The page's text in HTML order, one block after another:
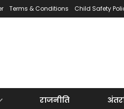
Terms & Conditions Child Safety
राजनीति